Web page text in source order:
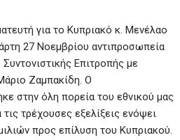
για το Κυπριακό κ. Μενέλαο
27 Νοεμβρίου αντιπροσωπεία
Επιτροπής με
Ζαμπακίδη. Ο
στην όλη πορεία του εθνικού μας
τρέχουσες εξελίξεις ενόψει
προς επίλυση του Κυπριακού.